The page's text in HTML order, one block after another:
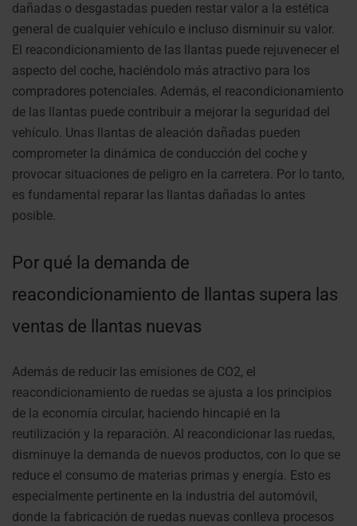
dañadas o desgastadas pueden restar valor a la estética
general de cualquier vehículo e incluso disminuir su valor.
El reacondicionamiento de las llantas puede rejuvenecer el
aspecto del coche, haciéndolo más atractivo para los
compradores potenciales. Además, el reacondicionamiento
de las llantas puede contribuir a mejorar la seguridad del
vehículo. Unas llantas de aleación dañadas pueden
comprometer la dinámica de conducción del coche y
provocar situaciones de peligro en la carretera. Por lo tanto,
es fundamental reparar las llantas dañadas lo antes
posible.
Por qué la demanda de
reacondicionamiento de llantas supera las
ventas de llantas nuevas
Además de reducir las emisiones de CO2, el
reacondicionamiento de ruedas se ajusta a los principios
de la economía circular, haciendo hincapié en la
reutilización y la reparación. Al reacondicionar las ruedas,
disminuye la demanda de nuevos productos, con lo que se
reduce el consumo de materias primas y energía. Esto es
especialmente pertinente en la industria del automóvil,
donde la fabricación de ruedas nuevas conlleva procesos